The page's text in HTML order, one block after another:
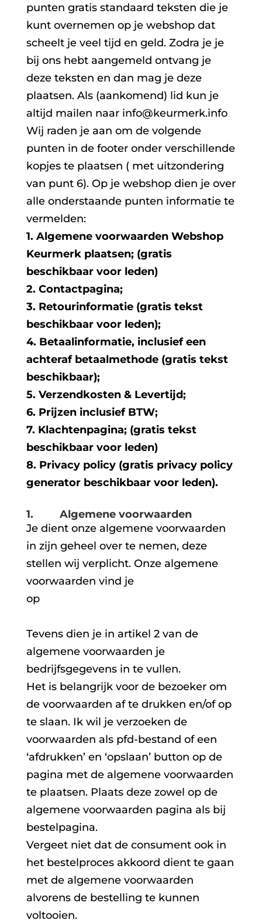
punten gratis standaard teksten die je
kunt overnemen op je webshop dat
scheelt je veel tijd en geld. Zodra je je
bij ons hebt aangemeld ontvang je
deze teksten en dan mag je deze
plaatsen. Als (aankomend) lid kun je
altijd mailen naar info@keurmerk.info
Wij raden je aan om de volgende
punten in de footer onder verschillende
kopjes te plaatsen ( met uitzondering
van punt 6). Op je webshop dien je over
alle onderstaande punten informatie te
vermelden:
1. Algemene voorwaarden Webshop
Keurmerk plaatsen; (gratis
beschikbaar voor leden)
2. Contactpagina;
3. Retourinformatie (gratis tekst
beschikbaar voor leden);
4. Betaalinformatie, inclusief een
achteraf betaalmethode (gratis tekst
beschikbaar);
5. Verzendkosten & Levertijd;
6. Prijzen inclusief BTW;
7. Klachtenpagina; (gratis tekst
beschikbaar voor leden)
8. Privacy policy (gratis privacy policy
generator beschikbaar voor leden).
1. Algemene voorwaarden
Je dient onze algemene voorwaarden
in zijn geheel over te nemen, deze
stellen wij verplicht. Onze algemene
voorwaarden vind je
op
Tevens dien je in artikel 2 van de
algemene voorwaarden je
bedrijfsgegevens in te vullen.
Het is belangrijk voor de bezoeker om
de voorwaarden af te drukken en/of op
te slaan. Ik wil je verzoeken de
voorwaarden als pfd-bestand of een
‘afdrukken’ en ‘opslaan’ button op de
pagina met de algemene voorwaarden
te plaatsen. Plaats deze zowel op de
algemene voorwaarden pagina als bij
bestelpagina.
Vergeet niet dat de consument ook in
het bestelproces akkoord dient te gaan
met de algemene voorwaarden
alvorens de bestelling te kunnen
voltooien.